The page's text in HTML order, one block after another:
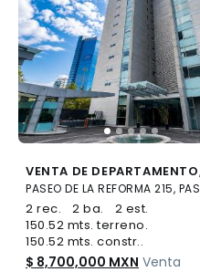
2 rec. 2 ba.
2 est.
150.52 mts. terreno.
150.52 mts. constr..
$ 8,700,000 MXN Venta